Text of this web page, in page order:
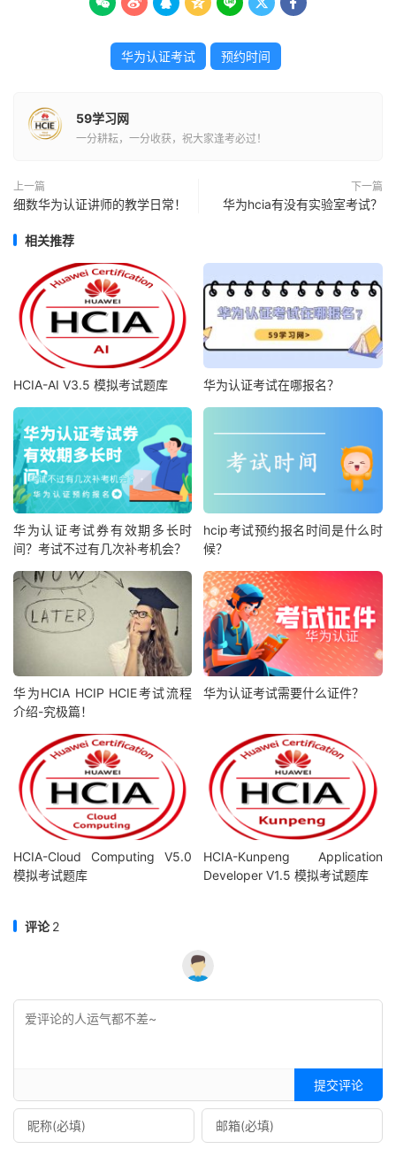
华为认证考试 预约时间
59学习网
一分耕耘，一分收获，祝大家逢考必过！
上一篇
细数华为认证讲师的教学日常！
下一篇
华为hcia有没有实验室考试？
相关推荐
HCIA-AI V3.5 模拟考试题库 华为认证考试在哪报名？
华为认证考试券有效期多长时
间？考试不过有几次补考机会？
hcip考试预约报名时间是什么时
候？
华为HCIA HCIP HCIE考试流程
介绍-究极篇！
华为认证考试需要什么证件？
HCIA-Cloud Computing V5.0
模拟考试题库
HCIA-Kunpeng Application
Developer V1.5 模拟考试题库
评论2
提交评论